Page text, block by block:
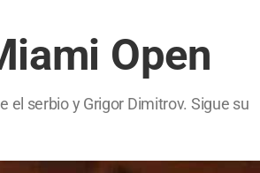
Open
serbio y Grigor Dimitrov. Sigue su